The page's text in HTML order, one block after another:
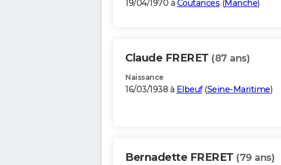
19/04/1970 à Coutances (Manche)
Claude FRERET (87 ans)
Naissance
16/03/1938 à Elbeuf(Seine-Maritime)
Bernadette FRERET (79 ans)